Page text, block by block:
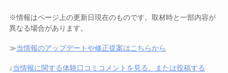
※情報はページ上の更新日現在のものです。取材時と一部内容が
異なる場合があります。
≫当情報のアップデートや修正提案はこちらから
↓当情報に関する体験口コミコメントを見る、または投稿する